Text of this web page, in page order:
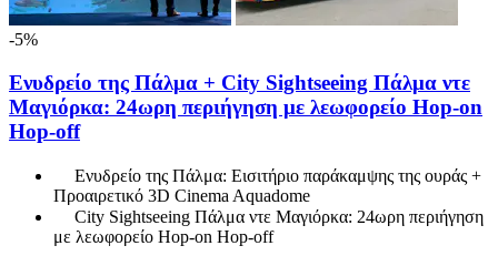
-5%
Ενυδρείο της Πάλμα + City Sightseeing Πάλμα ντε
Μαγιόρκα: 24ωρη περιήγηση με λεωφορείο Hop-on
Hop-off
Ενυδρείο της Πάλμα: Εισιτήριο παράκαμψης της ουράς +
Προαιρετικό 3D Cinema Aquadome
City Sightseeing Πάλμα ντε Μαγιόρκα: 24ωρη περιήγηση
με λεωφορείο Hop-on Hop-off